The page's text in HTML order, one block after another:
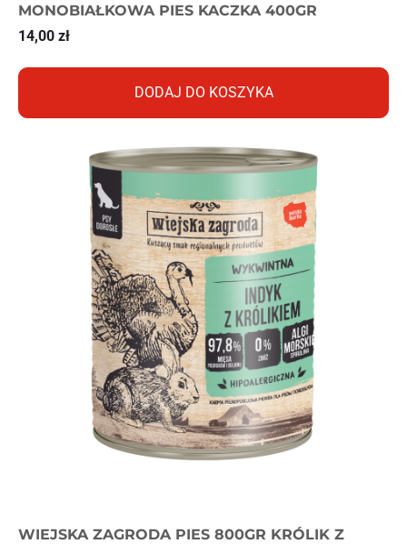
MONOBIAŁKOWA PIES KACZKA 400GR
14,00 zł
DODAJ DO KOSZYKA
WIEJSKA ZAGRODA PIES 800GR KRÓLIK Z